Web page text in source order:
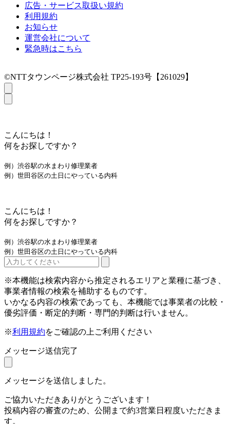
広告・サービス取扱い規約
利用規約
お知らせ
運営会社について
緊急時はこちら
©NTTタウンページ株式会社 TP25-193号【261029】
こんにちは！
何をお探しですか？
例）渋谷駅の水まわり修理業者
例）世田谷区の土日にやっている内科
こんにちは！
何をお探しですか？
例）渋谷駅の水まわり修理業者
例）世田谷区の土日にやっている内科
※本機能は検索内容から推定されるエリアと業種に基づき、
事業者情報の検索を補助するものです。
いかなる内容の検索であっても、本機能では事業者の比較・
優劣評価・断定的判断・専門的判断は行いません。
※利用規約をご確認の上ご利用ください
メッセージ送信完了
メッセージを送信しました。
ご協力いただきありがとうございます！
投稿内容の審査のため、公開まで約3営業日程度いただきま
す。